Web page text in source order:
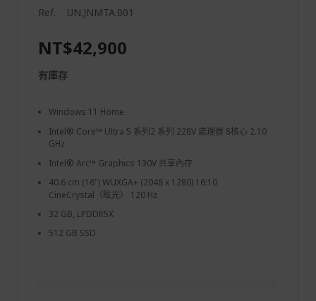
Ref. UN.JNMTA.001
NT$42,900
有庫存
Windows 11 Home
Intel® Core™ Ultra 5 系列2 系列 228V 處理器 8核心 2.10
GHz
Intel® Arc™ Graphics 130V 共享內存
40.6 cm (16") WUXGA+ (2048 x 1280) 16:10
CineCrystal（眩光） 120 Hz
32 GB, LPDDR5X
512 GB SSD